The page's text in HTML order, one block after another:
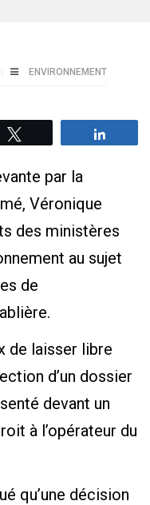
ENVIRONNEMENT
par la
Véronique
des ministères
au sujet
de
de laisser libre
d’un dossier
devant un
à l’opérateur du
qu’une décision